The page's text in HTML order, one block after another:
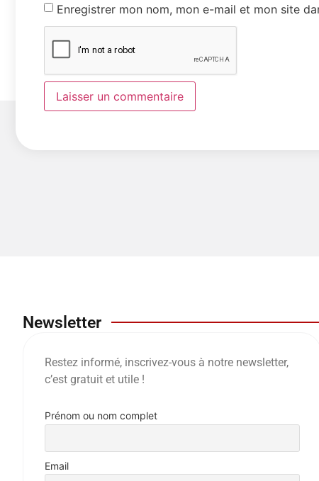
Enregistrer mon nom, mon e-mail et mon site
Newsletter
Restez informé, inscrivez-vous à notre newsletter,
c’est gratuit et utile !
Prénom ou nom complet
Email